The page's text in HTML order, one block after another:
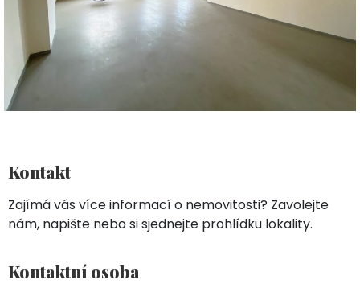
Kontakt
Zajímá vás více informací o nemovitosti? Zavolejte
nám, napište nebo si sjednejte prohlídku lokality.
Kontaktní osoba